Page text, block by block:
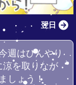
翌日
週はひんやり
涼を取りなが
しょう！